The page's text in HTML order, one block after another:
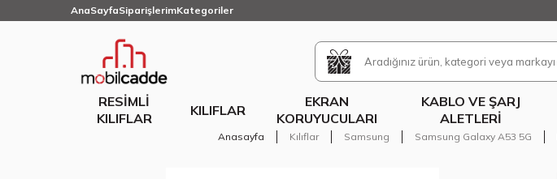
AnaSayfaSiparişlerimKategoriler
RESIMLI
KILIFLAR
KILIFLAR
EKRAN
KORUYUCULARI
KABLO VE ŞARJ
ALETLERI
Anasayfa Kılıflar Samsung Samsung Galaxy A53 5G